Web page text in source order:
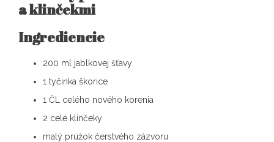
a klinčekmi
Ingrediencie
200 ml jablkovej šťavy
1 tyčinka škorice
1 ČL celého nového korenia
2 celé klinčeky
malý prúžok čerstvého zázvoru